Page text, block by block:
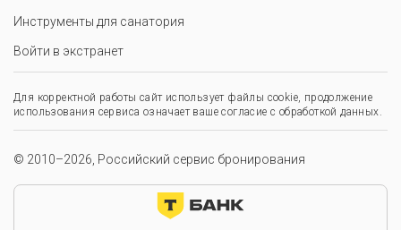
Инструменты для санатория
Войти в экстранет
Для корректной работы сайт использует файлы cookie, продолжение
использования сервиса означает ваше согласие с обработкой данных.
© 2010–2026, Российский сервис бронирования